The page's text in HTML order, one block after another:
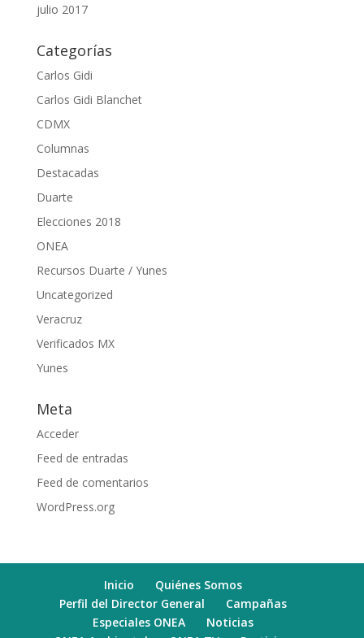
julio 2017
Categorías
Carlos Gidi
Carlos Gidi Blanchet
CDMX
Columnas
Destacadas
Duarte
Elecciones 2018
ONEA
Recursos Duarte / Yunes
Uncategorized
Veracruz
Verificados MX
Yunes
Meta
Acceder
Feed de entradas
Feed de comentarios
WordPress.org
Inicio
Quiénes Somos
Perfil del Director General
Campañas
Especiales ONEA
Noticias